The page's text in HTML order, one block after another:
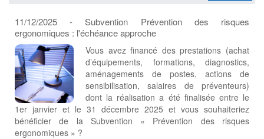
11/12/2025 - Subvention Prévention des risques
ergonomiques : l'échéance approche
Vous avez financé des prestations (achat
d’équipements, formations, diagnostics,
aménagements de postes, actions de
sensibilisation, salaires de préventeurs)
dont la réalisation a été finalisée entre le
1er janvier et le 31 décembre 2025 et vous souhaiteriez
bénéficier de la Subvention « Prévention des risques
ergonomiques » ?